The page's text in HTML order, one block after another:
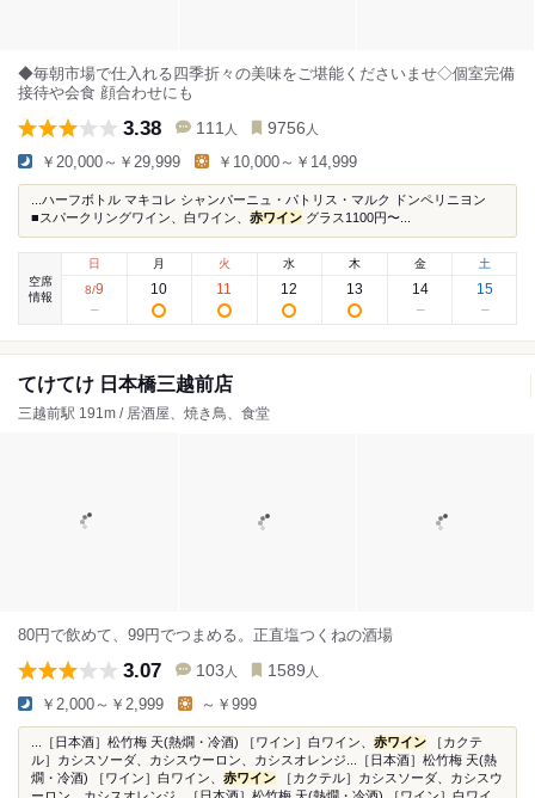
◆毎朝市場で仕入れる四季折々の美味をご堪能くださいませ◇個室完備
接待や会食 顔合わせにも
3.38 111 人 9756 人
￥20,000～￥29,999 ￥10,000～￥14,999
...ハーフボトル マキコレ シャンパーニュ・パトリス・マルク ドンペリニヨン
■スパークリングワイン、白ワイン、 赤ワイン グラス1100円〜...
空席
情報
日
8/9
月
10
火
11
水
12
木
13
金
14
土
15
てけてけ 日本橋三越前店
三越前駅 191m / 居酒屋、焼き鳥、食堂
80円で飲めて、99円でつまめる。正直塩つくねの酒場
3.07 103 人 1589 人
￥2,000～￥2,999 ～￥999
...［日本酒］松竹梅 天(熱燗・冷酒) ［ワイン］白ワイン、 赤ワイン ［カクテ
ル］カシスソーダ、カシスウーロン、カシスオレンジ...［日本酒］松竹梅 天(熱
燗・冷酒) ［ワイン］白ワイン、 赤ワイン ［カクテル］カシスソーダ、カシスウ